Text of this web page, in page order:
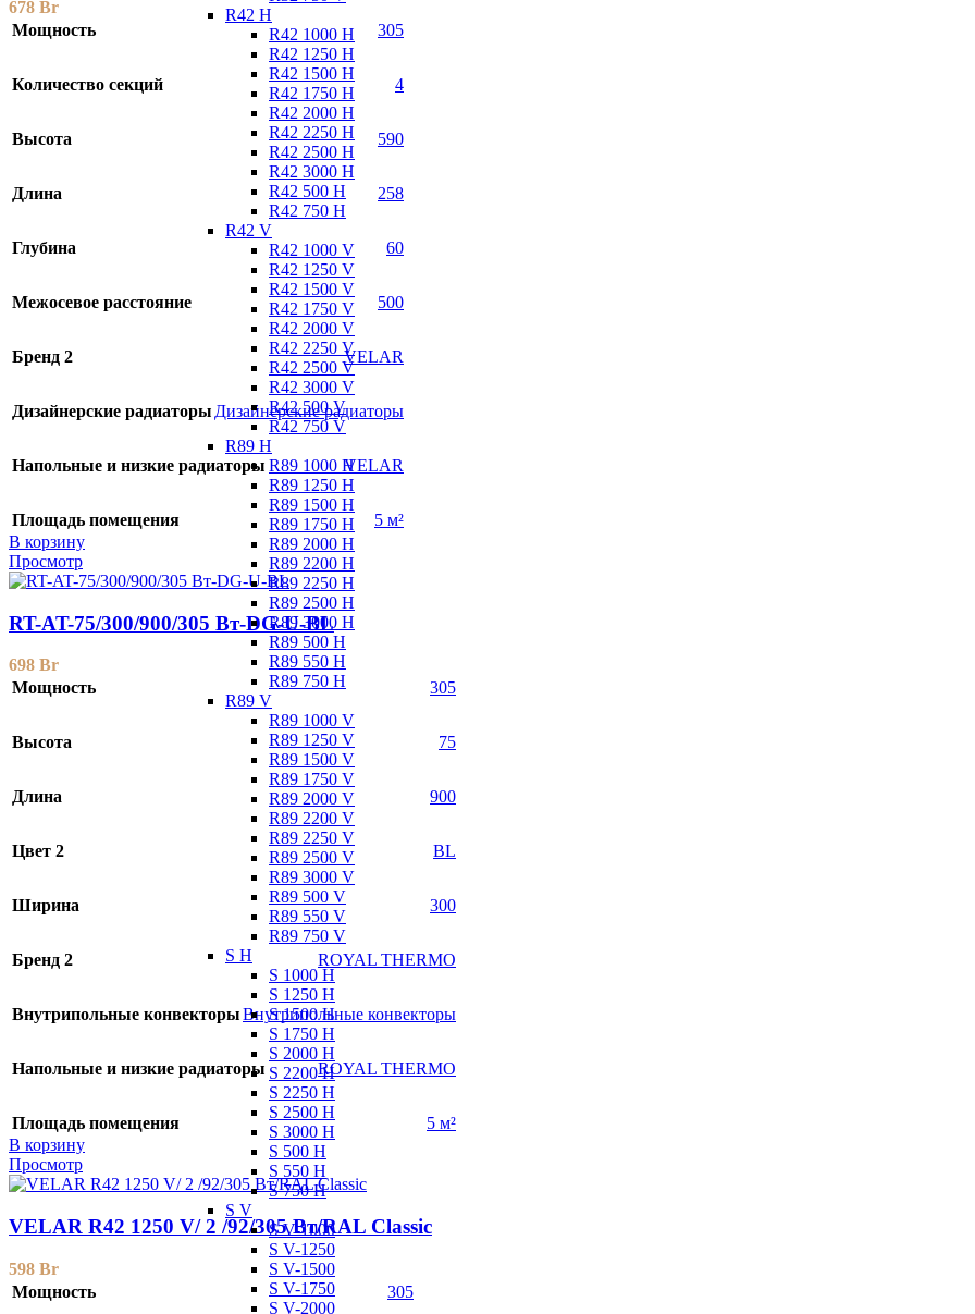
R42 H
R42 1000 H
R42 1250 H
R42 1500 H
R42 1750 H
R42 2000 H
R42 2250 H
R42 2500 H
R42 3000 H
R42 500 H
R42 750 H
R42 V
R42 1000 V
R42 1250 V
R42 1500 V
R42 1750 V
R42 2000 V
R42 2250 V
R42 2500 V
R42 3000 V
R42 500 V
R42 750 V
R89 H
R89 1000 H
R89 1250 H
R89 1500 H
R89 1750 H
R89 2000 H
R89 2200 H
R89 2250 H
R89 2500 H
R89 3000 H
R89 500 H
R89 550 H
R89 750 H
R89 V
R89 1000 V
R89 1250 V
R89 1500 V
R89 1750 V
R89 2000 V
R89 2200 V
R89 2250 V
R89 2500 V
R89 3000 V
R89 500 V
R89 550 V
R89 750 V
S H
S 1000 H
S 1250 H
S 1500 H
S 1750 H
S 2000 H
S 2200 H
S 2250 H
S 2500 H
S 3000 H
S 500 H
S 550 H
S 750 H
S V
S V-1000
S V-1250
S V-1500
S V-1750
S V-2000
678 Br
Мощность
305
Количество секций 4
Высота 590
Длина 258
Глубина 60
Межосевое расстояние 500
Бренд 2 VELAR
Дизайнерские радиаторы Дизайнерские радиаторы
Напольные и низкие радиаторы VELAR
Площадь помещения
5 м²
В корзину
Просмотр
RT-AT-75/300/900/305 Вт-DG-U-BL
698 Br
Мощность
305
Высота 75
Длина 900
Цвет 2 BL
Ширина 300
Бренд 2 ROYAL THERMO
Внутрипольные конвекторыВнутрипольные конвекторы
Напольные и низкие радиаторы ROYAL THERMO
Площадь помещения
5 м²
В корзину
Просмотр
VELAR R42 1250 V/ 2 /92/305 Вт/RAL Classic
598 Br
Мощность
305